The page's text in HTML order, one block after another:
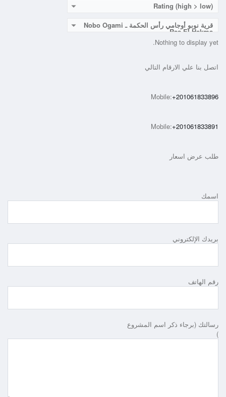
Rating (high > low)
قرية نوبو أوجامي رأس الحكمة ـ Nobo Ogami
Ras El Hekma
Nothing to display yet.
اتصل بنا علي الارقام التالي
Mobile:+201061833896
Mobile:+201061833891
طلب عرض اسعار
اسمك
بريدك الإلكتروني
رقم الهاتف
رسالتك (برجاء ذكر اسم المشروع
)